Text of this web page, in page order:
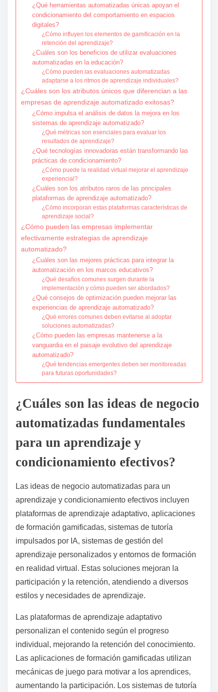
¿Qué herramientas automatizadas únicas apoyan el
condicionamiento del comportamiento en espacios
digitales?
¿Cómo influyen los elementos de gamificación en la
retención del aprendizaje?
¿Cuáles son los beneficios de utilizar evaluaciones
automatizadas en la educación?
¿Cómo pueden las evaluaciones automatizadas
adaptarse a los ritmos de aprendizaje individuales?
¿Cuáles son los atributos únicos que diferencian a las
empresas de aprendizaje automatizado exitosas?
¿Cómo impulsa el análisis de datos la mejora en los
sistemas de aprendizaje automatizado?
¿Qué métricas son esenciales para evaluar los
resultados de aprendizaje?
¿Qué tecnologías innovadoras están transformando las
prácticas de condicionamiento?
¿Cómo puede la realidad virtual mejorar el aprendizaje
experiencial?
¿Cuáles son los atributos raros de las principales
plataformas de aprendizaje automatizado?
¿Cómo incorporan estas plataformas características de
aprendizaje social?
¿Cómo pueden las empresas implementar
efectivamente estrategias de aprendizaje
automatizado?
¿Cuáles son las mejores prácticas para integrar la
automatización en los marcos educativos?
¿Qué desafíos comunes surgen durante la
implementación y cómo pueden ser abordados?
¿Qué consejos de optimización pueden mejorar las
experiencias de aprendizaje automatizado?
¿Qué errores comunes deben evitarse al adoptar
soluciones automatizadas?
¿Cómo pueden las empresas mantenerse a la
vanguardia en el paisaje evolutivo del aprendizaje
automatizado?
¿Qué tendencias emergentes deben ser monitoreadas
para futuras oportunidades?
¿Cuáles son las ideas de negocio
automatizadas fundamentales
para un aprendizaje y
condicionamiento efectivos?
Las ideas de negocio automatizadas para un
aprendizaje y condicionamiento efectivos incluyen
plataformas de aprendizaje adaptativo, aplicaciones
de formación gamificadas, sistemas de tutoría
impulsados por IA, sistemas de gestión del
aprendizaje personalizados y entornos de formación
en realidad virtual. Estas soluciones mejoran la
participación y la retención, atendiendo a diversos
estilos y necesidades de aprendizaje.
Las plataformas de aprendizaje adaptativo
personalizan el contenido según el progreso
individual, mejorando la retención del conocimiento.
Las aplicaciones de formación gamificadas utilizan
mecánicas de juego para motivar a los aprendices,
aumentando la participación. Los sistemas de tutoría